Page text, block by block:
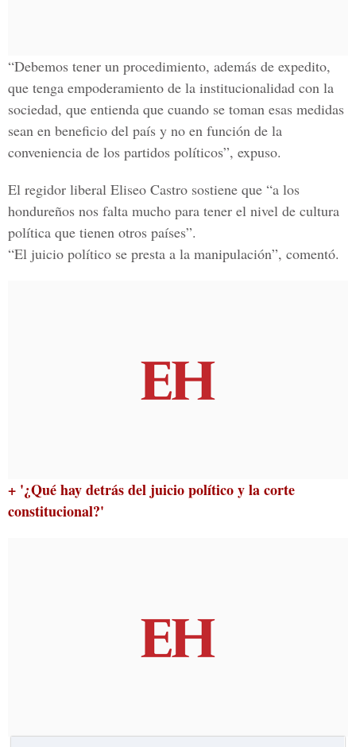
“Debemos tener un procedimiento, además de expedito,
que tenga empoderamiento de la institucionalidad con la
sociedad, que entienda que cuando se toman esas medidas
sean en beneficio del país y no en función de la
conveniencia de los partidos políticos”, expuso.
El regidor liberal Eliseo Castro sostiene que “a los
hondureños nos falta mucho para tener el nivel de cultura
política que tienen otros países”.
“El juicio político se presta a la manipulación”, comentó.
+ '¿Qué hay detrás del juicio político y la corte
constitucional?'